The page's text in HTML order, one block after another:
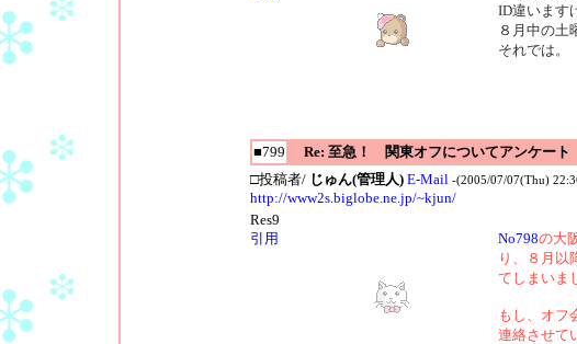
ID違います
８月中の土
それでは。
■799
Re: 至急！ 関東オフについてアンケート
□投稿者/ じゅん(管理人) E-Mail -(2005/07/07(Thu)
http://www2s.biglobe.ne.jp/~kjun/
Res9
引用
No798の大
り、８月以
てしまいま
もし、オフ
連絡させて